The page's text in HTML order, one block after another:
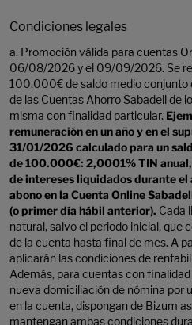
Condiciones legales
a. Promoción válida para cuentas
06/08/2026 y el 09/09/2026. Se
100.000€ de saldo medio conjunto
de las Cuentas Ahorro Sabadell de
misma con finalidad particular.
remuneración en un año y en el
31/01/2026 calculado para un
de 100.000€: 2,0001% TIN anual,
de intereses liquidados durante el
abono en la Cuenta Online
(o primer día hábil anterior). Cada
natural, salvo el periodo inicial, que
de la cuenta hasta final de mes. A
aplicarán las condiciones de
Además, para cuentas con
nueva domiciliación de nómina por
en la cuenta, dispongan de Bizum
mantengan ambas condiciones